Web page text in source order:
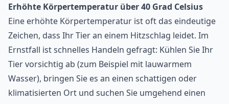
Erhöhte Körpertemperatur über 40 Grad Celsius
Eine erhöhte Körpertemperatur ist oft das eindeutige
Zeichen, dass Ihr Tier an einem Hitzschlag leidet. Im
Ernstfall ist schnelles Handeln gefragt: Kühlen Sie Ihr
Tier vorsichtig ab (zum Beispiel mit lauwarmem
Wasser), bringen Sie es an einen schattigen oder
klimatisierten Ort und suchen Sie umgehend einen